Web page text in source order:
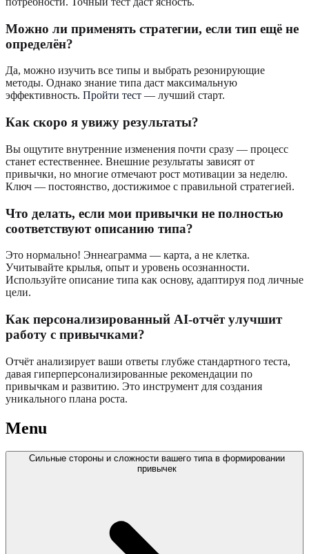
Можно ли применять стратегии, если тип ещё не
определён?
Да, можно изучить все типы и выбрать резонирующие
методы. Однако знание типа даст максимальную
эффективность. Пройти тест — лучший старт.
Как скоро я увижу результаты?
Вы ощутите внутренние изменения почти сразу — процесс
станет естественнее. Внешние результаты зависят от
привычки, но многие отмечают рост мотивации за неделю.
Ключ — постоянство, достижимое с правильной стратегией.
Что делать, если мои привычки не полностью
соответствуют описанию типа?
Это нормально! Эннеаграмма — карта, а не клетка.
Учитывайте крылья, опыт и уровень осознанности.
Используйте описание типа как основу, адаптируя под личные
цели.
Как персонализированный AI-отчёт улучшит
работу с привычками?
Отчёт анализирует ваши ответы глубже стандартного теста,
давая гиперперсонализированные рекомендации по
привычкам и развитию. Это инструмент для создания
уникального плана роста.
Menu
Сильные стороны и сложности вашего типа в формировании
привычек